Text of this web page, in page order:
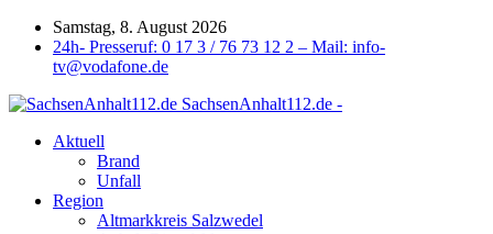
Samstag, 8. August 2026
24h- Presseruf: 0 17 3 / 76 73 12 2 – Mail: info-
tv@vodafone.de
SachsenAnhalt112.de -
Aktuell
Brand
Unfall
Region
Altmarkkreis Salzwedel